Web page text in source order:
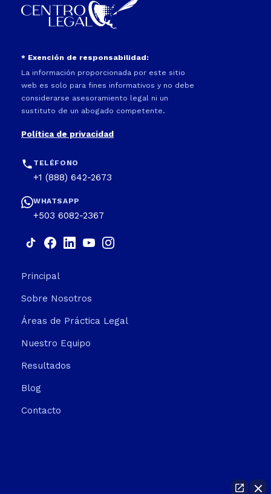
* Exención de responsabilidad:
La información proporcionada por este sitio
web es solo para fines informativos y no debe
considerarse asesoramiento legal ni un
sustituto de un abogado competente.
Política de privacidad
TELÉFONO
+1 (888) 642-2673
WHATSAPP
+503 6082-2367
Principal
Sobre Nosotros
Áreas de Práctica Legal
Nuestro Equipo
Resultados
Blog
Contacto